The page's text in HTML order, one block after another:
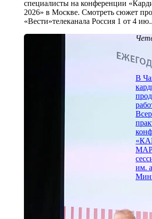
специалисты на конференции
2026» в Москве. Смотреть сюжет
«Вести»телеканала Россия 1 от 4
В
им.